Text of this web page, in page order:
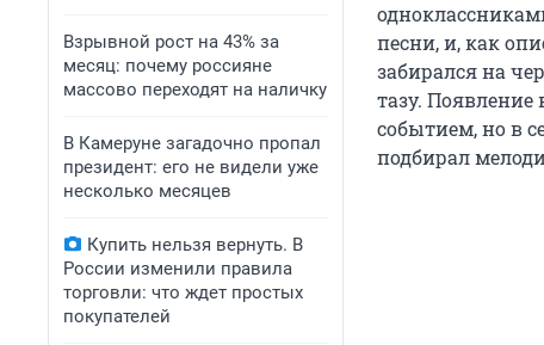
Взрывной рост на 43% за
месяц: почему россияне
массово переходят на наличку
В Камеруне загадочно пропал
президент: его не видели уже
несколько месяцев
Купить нельзя вернуть. В
России изменили правила
торговли: что ждет простых
покупателей
песни, и, как
забирался на
тазу.
событием, но в
подбирал